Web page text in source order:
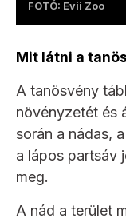
FOTÓ: Evii Zoo
Mit látni a
A tanösvény
növényzetét és
során a nádas,
a lápos partsáv
meg.
A nád a terület